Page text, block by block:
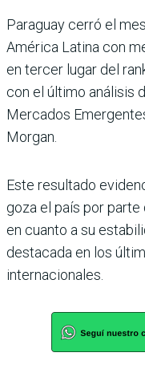
Paraguay cerró el
América Latina con
en ter­cer lugar del
con el último análisis
Mercados
Morgan.
Este resultado
goza el país por
en cuanto a su
destacada en los
inter­nacionales.